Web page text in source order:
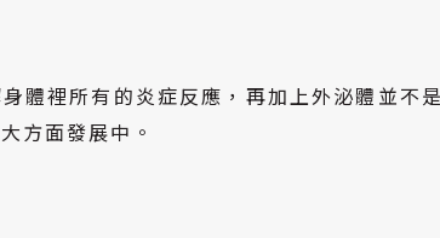
體裡所有的炎症反應，再加上外泌體並不
方面發展中。